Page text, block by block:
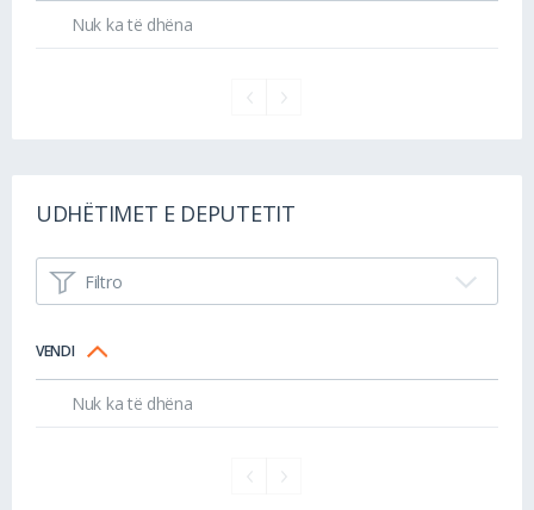
Nuk ka të dhëna
UDHËTIMET E DEPUTETIT
Filtro
VENDI
Nuk ka të dhëna